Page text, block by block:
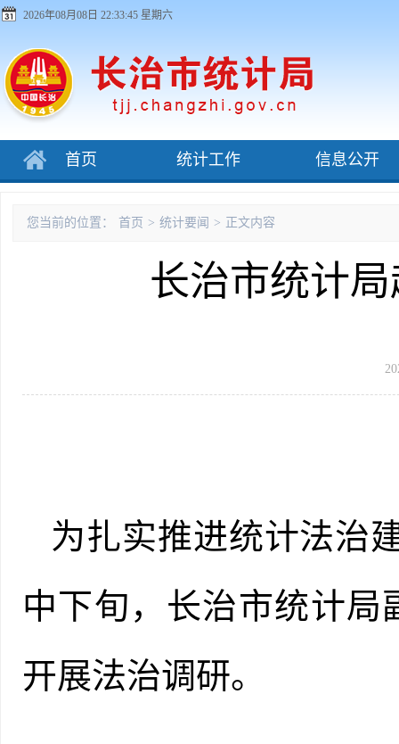
2026年08月08日 22:33:45 星期六
首页 统计工作 信息公开
您当前的位置： 首页 > 统计要闻 > 正文内容
长治市统计
为扎实推进统计法治
中下旬，长治市统计
开展法治调研。